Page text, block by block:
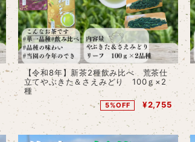
【令和8年】新茶2種飲み比べ 荒茶仕
立てやぶきた＆さえみどり 100ｇ×2
種
5%OFF ¥2,755